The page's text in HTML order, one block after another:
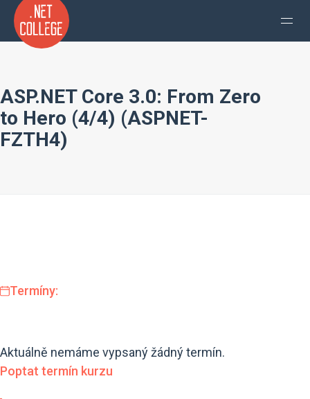
ASP.NET Core 3.0: From Zero
to Hero (4/4) (ASPNET-
FZTH4)
Termíny:
Aktuálně nemáme vypsaný žádný termín.
Poptat termín kurzu